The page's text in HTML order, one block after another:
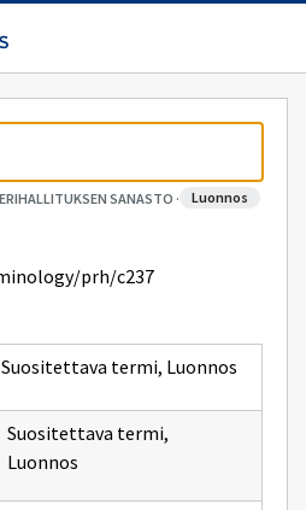
SANASTO · luonnos
prh/c237
Suositettava termi, Luonnos
Suositettava termi,
Luonnos